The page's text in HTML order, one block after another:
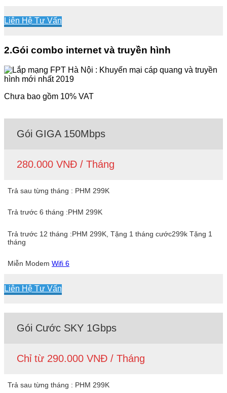
Liên Hệ Tư Vấn
2.Gói combo internet và truyền hình
Chưa bao gồm 10% VAT
Gói GIGA 150Mbps
280.000 VNĐ / Tháng
Trả sau từng tháng : PHM 299K
Trả trước 6 tháng :PHM 299K
Trả trước 12 tháng :PHM 299K, Tặng 1 tháng cước299k Tặng 1
tháng
Miễn Modem Wifi 6
Liên Hệ Tư Vấn
Gói Cước SKY 1Gbps
Chỉ từ 290.000 VNĐ / Tháng
Trả sau từng tháng : PHM 299K